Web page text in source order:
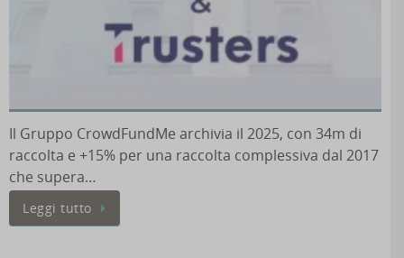
Il Gruppo CrowdFundMe archivia il 2025, con 34m di
raccolta e +15% per una raccolta complessiva dal 2017
che supera…
Leggi tutto